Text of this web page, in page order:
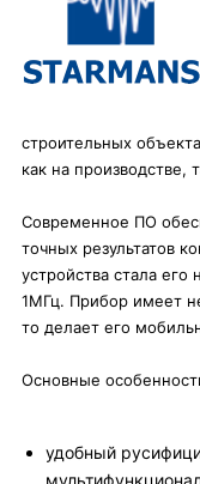
строительных
как на производстве,
Современное ПО
точных результатов
устройства стала его
1МГц. Прибор имеет
то делает его
Основные
удобный